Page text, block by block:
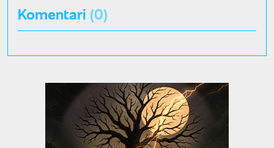
Komentari (0)